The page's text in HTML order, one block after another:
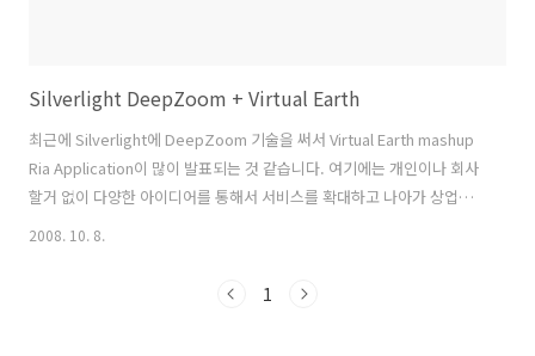
Silverlight DeepZoom + Virtual Earth
최근에 Silverlight에 DeepZoom 기술을 써서 Virtual Earth mashup
Ria Application이 많이 발표되는 것 같습니다. 여기에는 개인이나 회사
할거 없이 다양한 아이디어를 통해서 서비스를 확대하고 나아가 상업적
인 비지니스 아이템으로까지 연결하는 것 같습니다. 아직 국내보다는 외
Silverlight Virtual Earth Application 개발을 위해 필요한 정보들을 정
2008. 10. 8.
1